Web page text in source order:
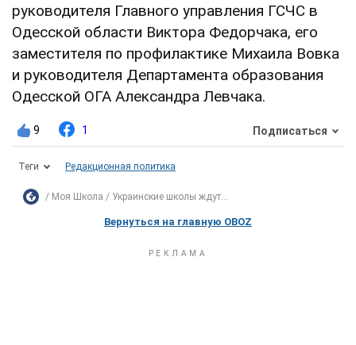
руководителя Главного управления ГСЧС в
Одесской области Виктора Федорчака, его
заместителя по профилактике Михаила Вовка
и руководителя Департамента образования
Одесской ОГА Александра Левчака.
9 1 Подписаться
Теги Редакционная политика
Моя Школа Украинские школы ждут...
Вернуться на главную OBOZ